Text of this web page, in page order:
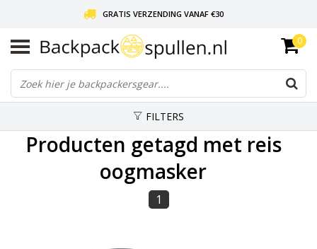
GRATIS VERZENDING VANAF €30
LIEFDE VOOR BACKPACKEN!
30 DAGEN GRATIS RETOUR
0
FILTERS
Producten getagd met reis
oogmasker
1